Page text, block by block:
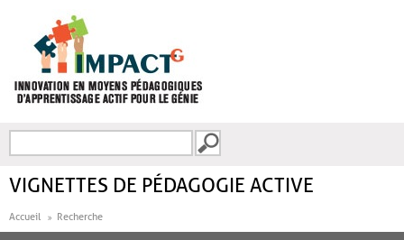
FORMULAIRE DE
VIGNETTES DE PÉDAGOGIE ACTIVE
Accueil Recherche